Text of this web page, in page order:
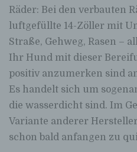
Räder: Bei den verbauten
luftgefüllte 14-Zöller mit
Straße, Gehweg, Rasen –
Ihr Hund mit dieser
positiv anzumerken sind
Es handelt sich um
die wasserdicht sind. Im
Variante anderer
schon bald anfangen zu